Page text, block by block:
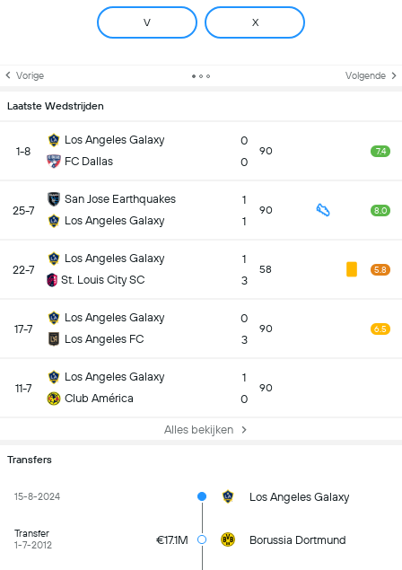
V X
Vorige Volgende
Laatste Wedstrijden
1-8
Los Angeles Galaxy
FC Dallas
0
0
90 7.4
25-7
San Jose Earthquakes
Los Angeles Galaxy
1
1
90 8.0
22-7
Los Angeles Galaxy
St. Louis City SC
1
3
58 5.8
17-7
Los Angeles Galaxy
Los Angeles FC
0
3
90 6.5
11-7
Los Angeles Galaxy
Club América
1
0
90
Alles bekijken
Transfers
15-8-2024 Los Angeles Galaxy
Transfer
1-7-2012
€17.1M Borussia Dortmund